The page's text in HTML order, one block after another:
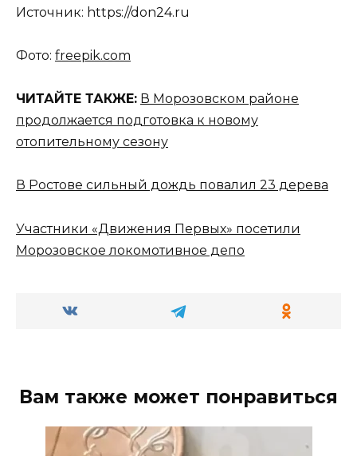
Источник: https://don24.ru
Фото: freepik.com
ЧИТАЙТЕ ТАКЖЕ: В Морозовском районе
продолжается подготовка к новому
отопительному сезону
В Ростове сильный дождь повалил 23 дерева
Участники «Движения Первых» посетили
Морозовское локомотивное депо
Вам также может понравиться